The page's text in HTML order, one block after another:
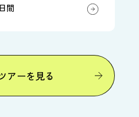
間
アーを見る